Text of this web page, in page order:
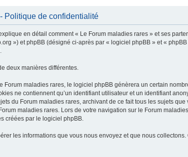
Politique de confidentialité
en détail comment « Le Forum maladies rares » et ses
») et phpBB (désigné ci-après par « logiciel phpBB » et «
deux manières différentes.
Forum maladies rares, le logiciel phpBB génèrera un certain
ne contiennent qu’un identifiant utilisateur et un identifiant
du Forum maladies rares, archivant de ce fait tous les sujets
maladies rares. Lors de votre navigation sur le Forum
créées par le logiciel phpBB.
les informations que vous nous envoyez et que nous